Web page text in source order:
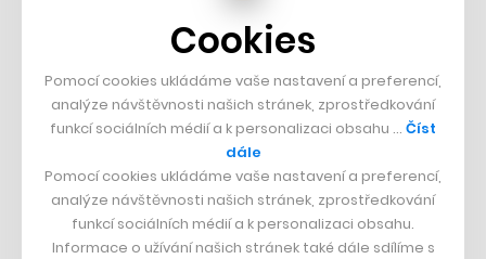
PŘÍBĚHY Z GASTRA
Boční projekt, co se zvrtnul
Francouzský šéfkuchař na Šumavě
Dva golfisti, co pečou
DESIGN
Cookies
Pomocí cookies ukládáme vaše nastavení a preferencí,
analýze návštěvnosti našich stránek, zprostředkování
funkcí sociálních médií a k personalizaci obsahu … Číst
dále
Pomocí cookies ukládáme vaše nastavení a preferencí,
analýze návštěvnosti našich stránek, zprostředkování
funkcí sociálních médií a k personalizaci obsahu.
Informace o užívání našich stránek také dále sdílíme s